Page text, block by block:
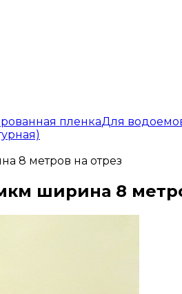
пленкаДля
8 метров на отрез
ширина 8